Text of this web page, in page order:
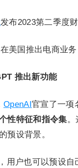
发布2023第二季度
在美国推出电商业务
推出新功能
OpenAI官宣了一项
性特征和指令集
预设背景。
用户也可以预设